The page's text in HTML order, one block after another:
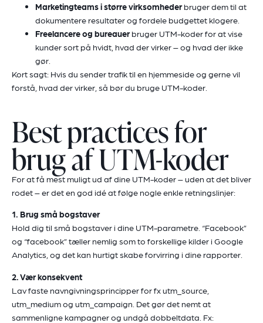
Marketingteams i større virksomhederbruger dem til at
dokumentere resultater og fordele budgettet klogere.
Freelancere og bureauerbruger UTM-koder for at vise
kunder sort på hvidt, hvad der virker – og hvad der ikke
gør.
Kort sagt: Hvis du sender trafik til en hjemmeside og gerne vil
forstå, hvad der virker, så bør du bruge UTM-koder.
Best practices for
brug af UTM-koder
For at få mest muligt ud af dine UTM-koder – uden at det bliver
rodet – er det en god idé at følge nogle enkle retningslinjer:
1. Brug små bogstaver
Hold dig til små bogstaver i dine UTM-parametre. “Facebook”
og “facebook” tæller nemlig som to forskellige kilder i Google
Analytics, og det kan hurtigt skabe forvirring i dine rapporter.
2. Vær konsekvent
Lav faste navngivningsprincipper for fx utm_source,
utm_medium og utm_campaign. Det gør det nemt at
sammenligne kampagner og undgå dobbeltdata. Fx: